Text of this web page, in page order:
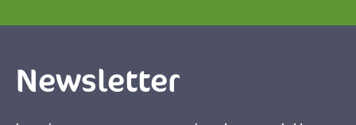
Newsletter